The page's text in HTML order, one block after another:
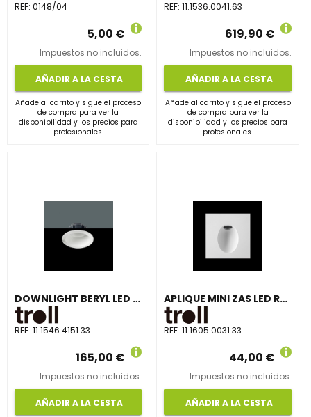
REF: 0148/04
5,00 €
Impuestos no incluidos.
AÑADIR A LA CESTA
Añade al carrito y sigue el proceso
de compra para ver la
disponibilidad y los precios para
profesionales.
REF:11.1536.0041.63
619,90 €
Impuestos no incluidos.
AÑADIR A LA CESTA
Añade al carrito y sigue el proceso
de compra para ver la
disponibilidad y los precios para
profesionales.
DOWNLIGHT BERYL LED 12W 4K 80° DIMABLE DALI BLANCO
REF: 11.1546.4151.33
165,00 €
Impuestos no incluidos.
AÑADIR A LA CESTA
APLIQUE MINI ZAS LED REDONDO 2W 3000K BLANCO
REF:11.1605.0031.33
44,00 €
Impuestos no incluidos.
AÑADIR A LA CESTA